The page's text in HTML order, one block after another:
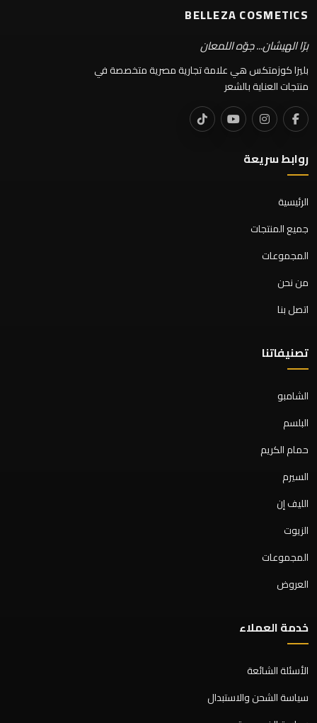
BELLEZA COSMETICS
برّا الهيشان... جوّه اللمعان
بليزا كوزمتكس هي علامة تجارية مصرية متخصصة في
منتجات العناية بالشعر
روابط سريعة
الرئيسية
جميع المنتجات
المجموعات
من نحن
اتصل بنا
تصنيفاتنا
الشامبو
البلسم
حمام الكريم
السيرم
الليف إن
الزيوت
المجموعات
العروض
خدمة العملاء
الأسئلة الشائعة
سياسة الشحن والاستبدال